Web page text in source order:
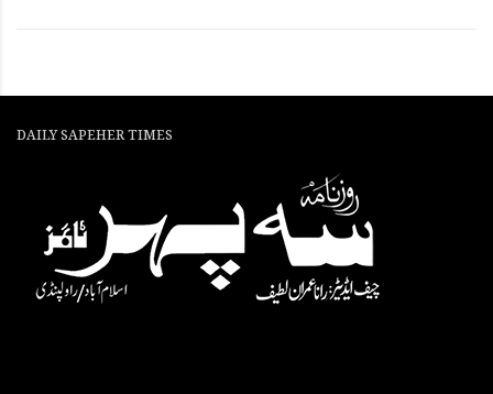
DAILY SAPEHER TIMES